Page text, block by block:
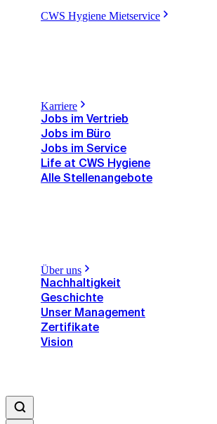
CWS Hygiene Mietservice
Karriere
Jobs im Vertrieb
Jobs im Büro
Jobs im Service
Life at CWS Hygiene
Alle Stellenangebote
Über uns
Nachhaltigkeit
Geschichte
Unser Management
Zertifikate
Vision